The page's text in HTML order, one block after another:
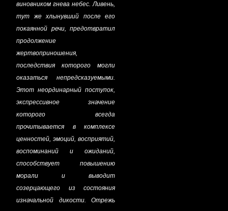
виновником гнева небес. Ливень,
тут же хлынувший после его
покаянной речи, предотвратил
продолжение
жертвоприношения,
последствия которого могли
оказаться непредсказуемыми.
Этот неординарный поступок,
экспрессивное значение
которого всегда
прочитывается в комплексе
ценностей, эмоций, восприятий,
воспоминаний и ожиданий,
способствует повышению
морали и выводит
созерцающего из состояния
изначальной дикости. Отрежь